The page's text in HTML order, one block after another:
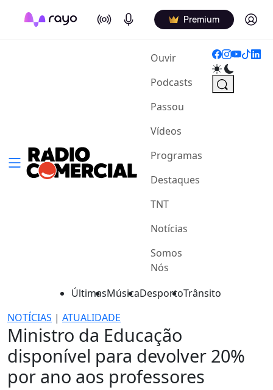
On Air Podcasts Premium Log in
Ouvir(current)
Podcasts
Passou
Vídeos
Programas
Destaques
TNT
Notícias
Somos
Nós
ÚltimasMúsicaDesportoTrânsito
NOTÍCIAS | ATUALIDADE
Ministro da Educação
disponível para devolver 20%
por ano aos professores